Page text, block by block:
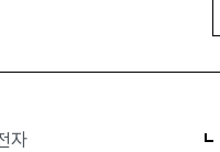
자